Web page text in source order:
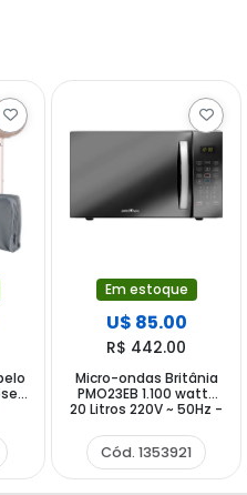
Em estoque
U$ 85.00
R$ 442.00
Micro-ondas Britânia
PMO23EB 1.100 watts
20 Litros 220V ~ 50Hz -
Cód. 1353921